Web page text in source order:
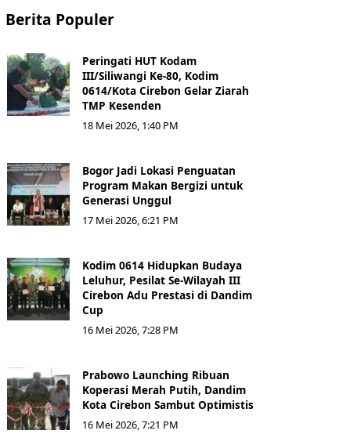
Berita Populer
Peringati HUT Kodam
III/Siliwangi Ke-80, Kodim
0614/Kota Cirebon Gelar Ziarah
TMP Kesenden
18 Mei 2026, 1:40 PM
Bogor Jadi Lokasi Penguatan
Program Makan Bergizi untuk
Generasi Unggul
17 Mei 2026, 6:21 PM
Kodim 0614 Hidupkan Budaya
Leluhur, Pesilat Se-Wilayah III
Cirebon Adu Prestasi di Dandim
Cup
16 Mei 2026, 7:28 PM
Prabowo Launching Ribuan
Koperasi Merah Putih, Dandim
Kota Cirebon Sambut Optimistis
16 Mei 2026, 7:21 PM